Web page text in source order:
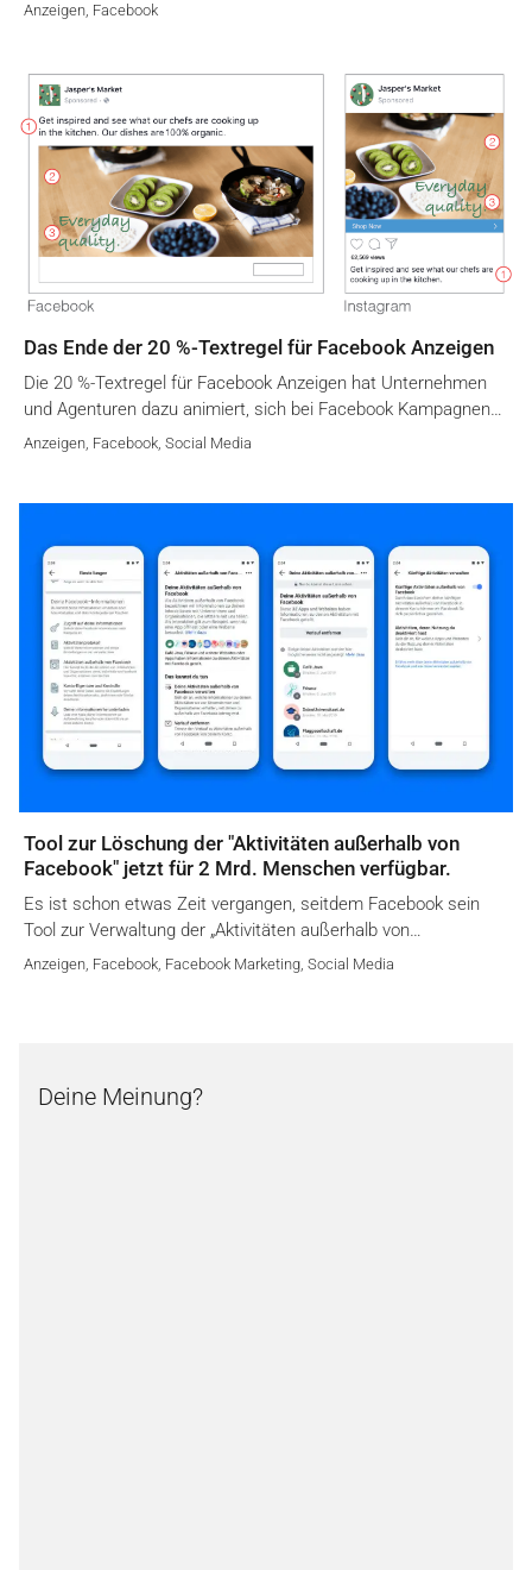
Anzeigen Facebook
Das Ende der 20 %-Textregel für Facebook Anzeigen
Die 20 %-Textregel für Facebook Anzeigen hat Unternehmen
und Agenturen dazu animiert, sich bei Facebook Kampagnen…
Anzeigen Facebook Social Media
Tool zur Löschung der "Aktivitäten außerhalb von
Facebook" jetzt für 2 Mrd. Menschen verfügbar.
Es ist schon etwas Zeit vergangen, seitdem Facebook sein
Tool zur Verwaltung der „Aktivitäten außerhalb von…
Anzeigen Facebook Facebook Marketing Social Media
Deine Meinung?